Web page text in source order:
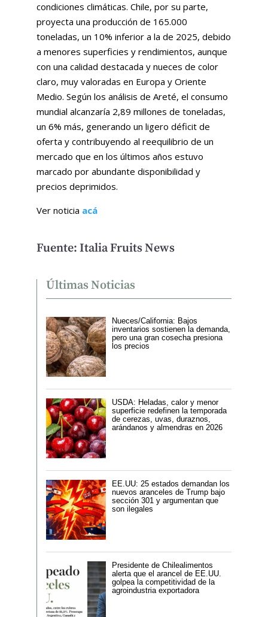
condiciones climáticas. Chile, por su parte,
proyecta una producción de 165.000
toneladas, un 10% inferior a la de 2025, debido
a menores superficies y rendimientos, aunque
con una calidad destacada y nueces de color
claro, muy valoradas en Europa y Oriente
Medio. Según los análisis de Areté, el consumo
mundial alcanzaría 2,89 millones de toneladas,
un 6% más, generando un ligero déficit de
oferta y contribuyendo al reequilibrio de un
mercado que en los últimos años estuvo
marcado por abundante disponibilidad y
precios deprimidos.
Ver noticia acá
Fuente: Italia Fruits News
Últimas Noticias
Nueces/California: Bajos
inventarios sostienen la demanda,
pero una gran cosecha presiona
los precios
USDA: Heladas, calor y menor
superficie redefinen la temporada
de cerezas, uvas, duraznos,
arándanos y almendras en 2026
EE.UU: 25 estados demandan los
nuevos aranceles de Trump bajo
sección 301 y argumentan que
son ilegales
Presidente de Chilealimentos
alerta que el arancel de EE.UU.
golpea la competitividad de la
agroindustria exportadora